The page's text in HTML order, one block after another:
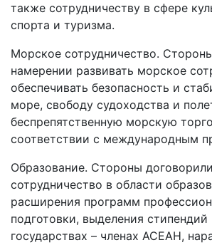
также сотрудничеству в сфере
спорта и туризма.
Морское сотрудничество.
намерении развивать морское
обеспечивать безопасность и
море, свободу судоходства и
беспрепятственную морскую
соответствии с международным
Образование. Стороны
сотрудничество в области
расширения программ
подготовки, выделения
государствах – членах АСЕАН,